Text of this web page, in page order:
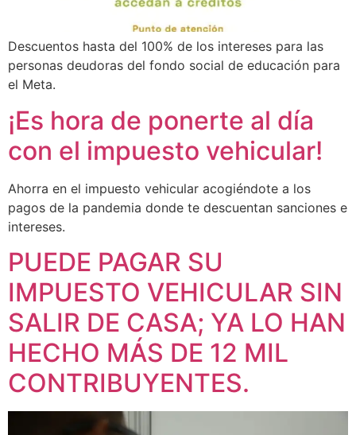
Descuentos hasta del 100% de los intereses para las
personas deudoras del fondo social de educación para
el Meta.
¡Es hora de ponerte al día
con el impuesto vehicular!
Ahorra en el impuesto vehicular acogiéndote a los
pagos de la pandemia donde te descuentan sanciones e
intereses.
PUEDE PAGAR SU
IMPUESTO VEHICULAR SIN
SALIR DE CASA; YA LO HAN
HECHO MÁS DE 12 MIL
CONTRIBUYENTES.